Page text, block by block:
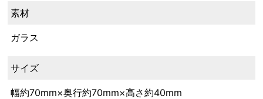
素材
ガラス
サイズ
幅約70mm×奥行約70mm×高さ約40mm